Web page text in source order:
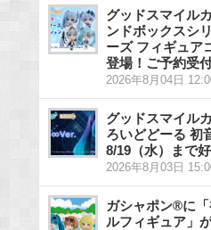
グッドスマイル
ンドボックスシ
ーズ フィギュア
登場！ご予約受
2026年8月04日
グッドスマイル
ろいどどーる 初
8/19（水）まで
2026年8月03日
ガシャポン®に
ルフィギュア」